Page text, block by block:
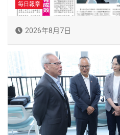
每日報章
2026年8月7日